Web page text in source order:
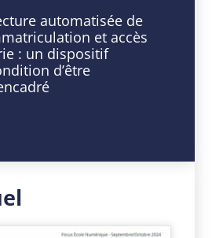
automatisée de
et accès
: un dispositif
d’être